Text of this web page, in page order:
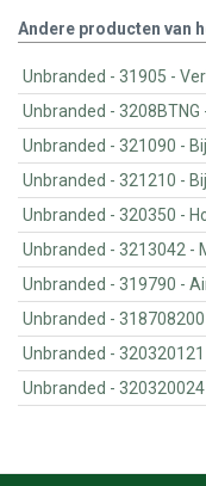
Andere producten van